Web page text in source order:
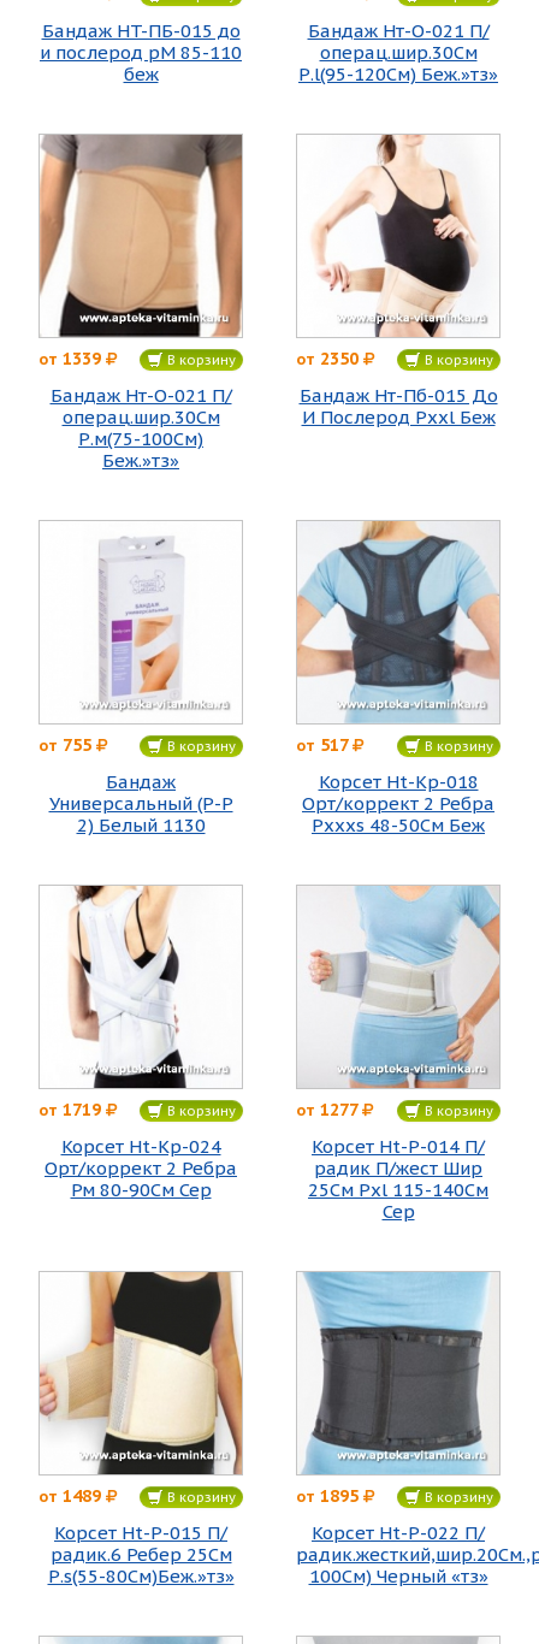
Бандаж НT-ПБ-015 до
и послерод рМ 85-110
беж
Бандаж Нт-О-021 П/
операц.шир.30См
Р.l(95-120См) Беж.»тз»
от 1339 В корзину
Бандаж Нт-О-021 П/
операц.шир.30См
Р.м(75-100См)
Беж.»тз»
от 2350 В корзину
Бандаж Нт-Пб-015 До
И Послерод Рхxl Беж
от 755 В корзину
Бандаж
Универсальный (Р-Р
2) Белый 1130
от 517 В корзину
Корсет Ht-Kp-018
Орт/коррект 2 Ребра
Рxxxs 48-50См Беж
от 1719 В корзину
Корсет Ht-Kp-024
Орт/коррект 2 Ребра
Рм 80-90См Сер
от 1277 В корзину
Корсет Ht-P-014 П/
радик П/жест Шир
25См Рxl 115-140См
Сер
от 1489 В корзину
Корсет Ht-P-015 П/
радик.6 Ребер 25См
Р.s(55-80См)Беж.»тз»
от 1895 В корзину
Корсет Ht-P-022 П/
100См) Черный «тз»